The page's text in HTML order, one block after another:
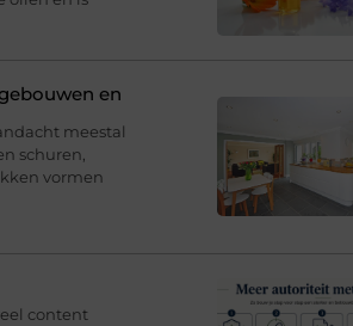
en
meestal
schuren,
vormen
content